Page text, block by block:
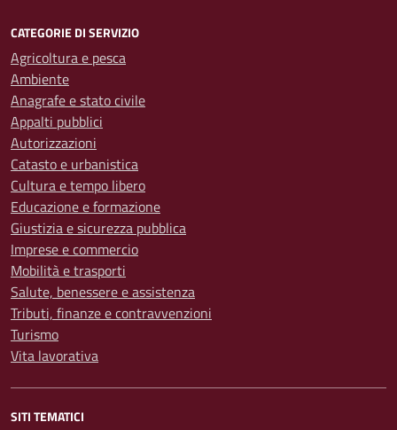
CATEGORIE DI SERVIZIO
Agricoltura e pesca
Ambiente
Anagrafe e stato civile
Appalti pubblici
Autorizzazioni
Catasto e urbanistica
Cultura e tempo libero
Educazione e formazione
Giustizia e sicurezza pubblica
Imprese e commercio
Mobilità e trasporti
Salute, benessere e assistenza
Tributi, finanze e contravvenzioni
Turismo
Vita lavorativa
SITI TEMATICI